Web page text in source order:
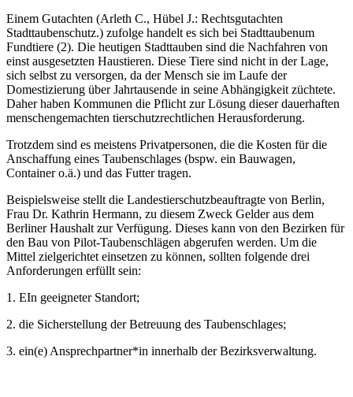
Einem Gutachten (Arleth C., Hübel J.: Rechtsgutachten
Stadttaubenschutz.) zufolge handelt es sich bei Stadttaubenum
Fundtiere (2). Die heutigen Stadttauben sind die Nachfahren von
einst ausgesetzten Haustieren. Diese Tiere sind nicht in der Lage,
sich selbst zu versorgen, da der Mensch sie im Laufe der
Domestizierung über Jahrtausende in seine Abhängigkeit züchtete.
Daher haben Kommunen die Pflicht zur Lösung dieser dauerhaften
menschengemachten tierschutzrechtlichen Herausforderung.
Trotzdem sind es meistens Privatpersonen, die die Kosten für die
Anschaffung eines Taubenschlages (bspw. ein Bauwagen,
Container o.ä.) und das Futter tragen.
Beispielsweise stellt die Landestierschutzbeauftragte von Berlin,
Frau Dr. Kathrin Hermann, zu diesem Zweck Gelder aus dem
Berliner Haushalt zur Verfügung. Dieses kann von den Bezirken für
den Bau von Pilot-Taubenschlägen abgerufen werden. Um die
Mittel zielgerichtet einsetzen zu können, sollten folgende drei
Anforderungen erfüllt sein:
1. EIn geeigneter Standort;
2. die Sicherstellung der Betreuung des Taubenschlages;
3. ein(e) Ansprechpartner*in innerhalb der Bezirksverwaltung.